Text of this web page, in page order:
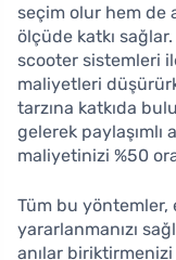
seçim olur hem de
ölçüde katkı
scooter sistemleri
maliyetleri
tarzına katkıda
gelerek paylaşımlı
maliyetinizi %50
Tüm bu
yararlanmanızı
anılar biriktirmenizi